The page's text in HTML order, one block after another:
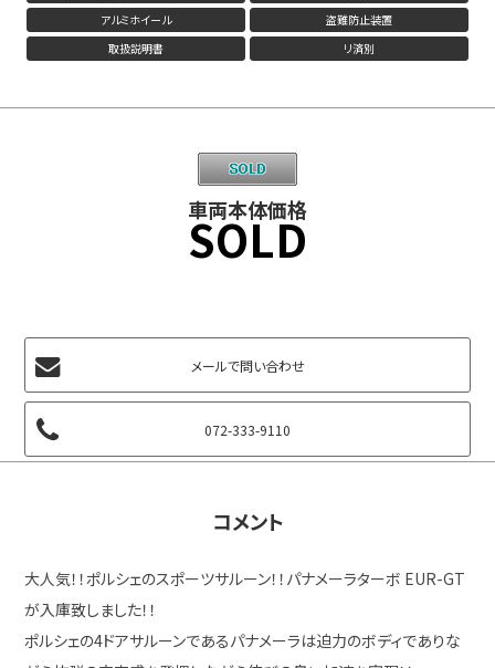
アルミホイール
盗難防止装置
取扱説明書
リ済別
車両本体価格
SOLD
メールで問い合わせ
072-333-9110
コメント
大人気！！ポルシェのスポーツサルーン！！パナメーラターボ EUR-GT
が入庫致しました！！
ポルシェの4ドアサルーンであるパナメーラは迫力のボディでありな